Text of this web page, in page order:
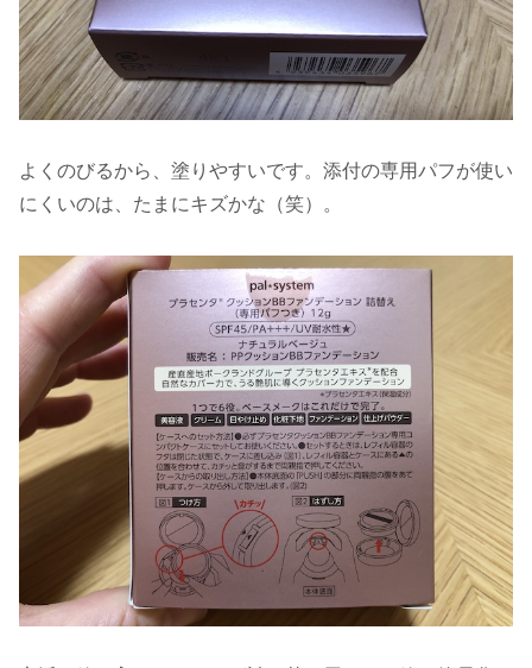
よくのびるから、塗りやすいです。添付の専用パフが使い
にくいのは、たまにキズかな（笑）。